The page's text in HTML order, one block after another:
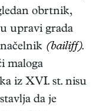
obrtnik,
upravi grada
(bailiff).
maloga
iz XVI. st. nisu
da je